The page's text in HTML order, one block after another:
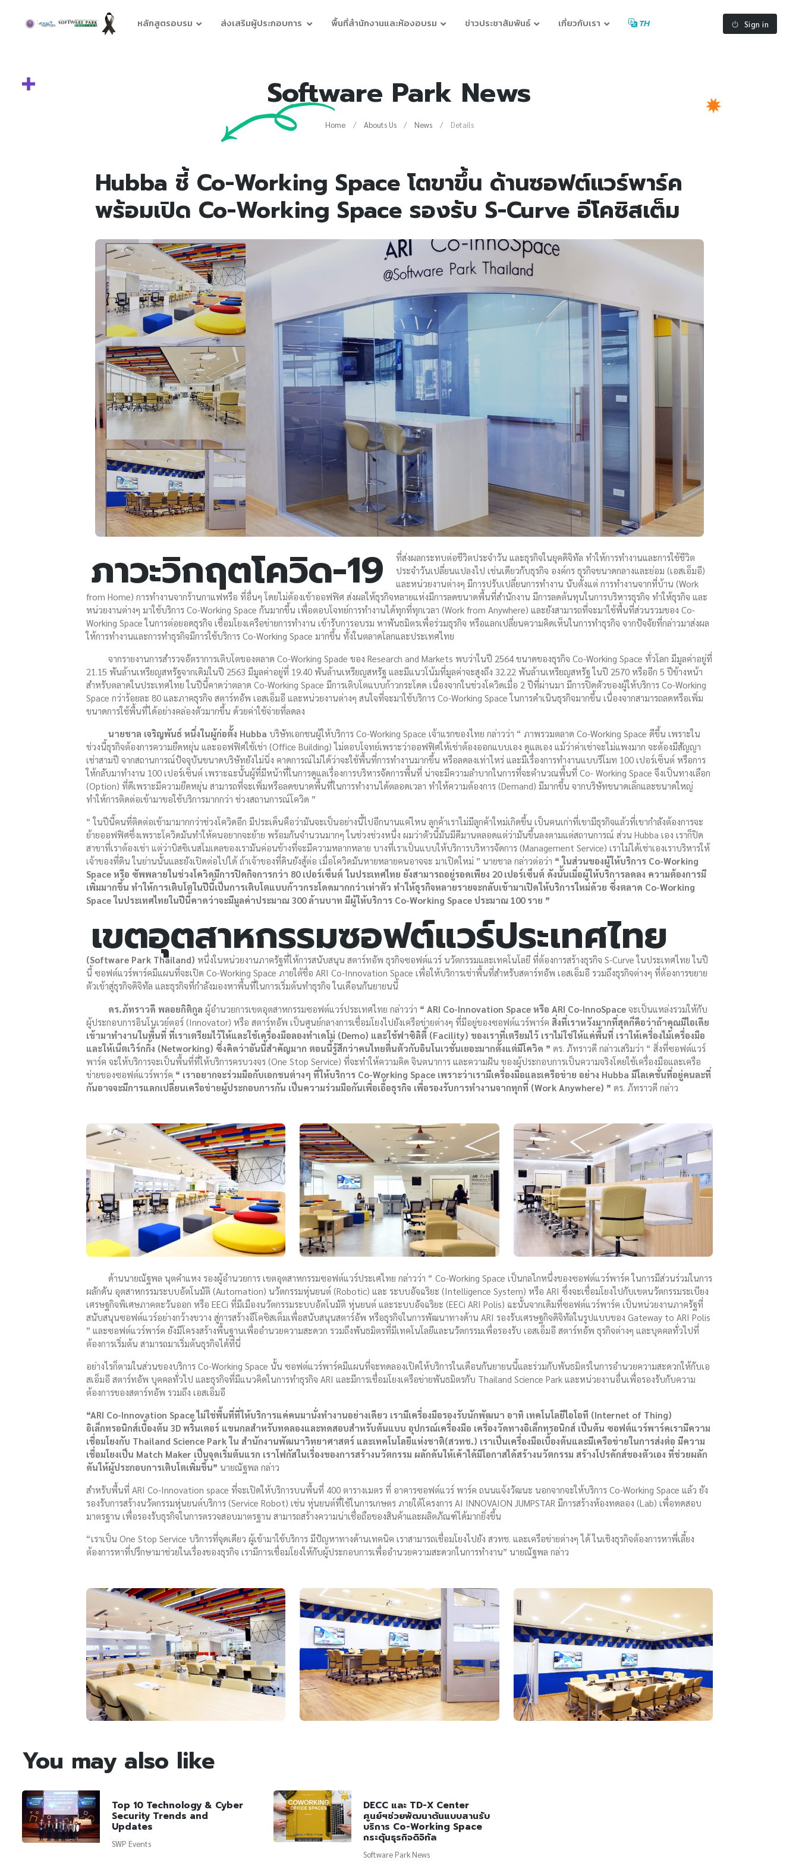
หลักสูตรอบรม ส่งเสริมผู้ประกอบการ พื้นที่สำนักงานและห้องอบรม ข่าวประชาสัมพันธ์ เกี่ยวกับเรา TH Sign in
Software Park News
Home Abouts Us News Details
Hubba ชี้ Co-Working Space โตขาขึ้น ด้านซอฟต์แวร์พาร์ค
พร้อมเปิด Co-Working Space รองรับ S-Curve อีโคซิสเต็ม
ภาวะวิกฤตโควิด-19
ที่ส่งผลกระทบต่อชีวิตประจำวัน และธุรกิจในยุคดิจิทัล ทำให้การทำงานและการใช้ชีวิต
ประจำวันเปลี่ยนแปลงไป เช่นเดียวกับธุรกิจ องค์กร ธุรกิจขนาดกลางและย่อม (เอสเอ็มอี)
และหน่วยงานต่างๆ มีการปรับเปลี่ยนการทำงาน นับตั้งแต่ การทำงานจากที่บ้าน (Work
from Home) การทำงานจากร้านกาแฟหรือ ที่อื่นๆ โดยไม่ต้องเข้าออฟฟิศ ส่งผลให้ธุรกิจหลายแห่งมีการลดขนาดพื้นที่สำนักงาน มีการลดต้นทุนในการบริหารธุรกิจ ทำให้ธุรกิจ และ
หน่วยงานต่างๆ มาใช้บริการ Co-Working Space กันมากขึ้น เพื่อตอบโจทย์การทำงานได้ทุกที่ทุกเวลา (Work from Anywhere) และยังสามารถที่จะมาใช้พื้นที่ส่วนรวมของ Co-
Working Space ในการต่อยอดธุรกิจ เชื่อมโยงเครือข่ายการทำงาน เข้ารับการอบรม หาพันธมิตรเพื่อร่วมธุรกิจ หรือแลกเปลี่ยนความคิดเห็นในการทำธุรกิจ จากปัจจัยที่กล่าวมาส่งผล
ให้การทำงานและการทำธุรกิจมีการใช้บริการ Co-Working Space มากขึ้น ทั้งในตลาดโลกและประเทศไทย
จากรายงานการสำรวจอัตราการเติบโตของตลาด Co-Working Spade ของ Research and Markets พบว่าในปี 2564 ขนาดของธุรกิจ Co-Working Space ทั่วโลก มีมูลค่าอยู่ที่
21.15 พันล้านเหรียญสหรัฐจากเดิมในปี 2563 มีมูลค่าอยู่ที่ 19.40 พันล้านเหรียญสหรัฐ และมีแนวโน้มที่มูลค่าจะสูงถึง 32.22 พันล้านเหรียญสหรัฐ ในปี 2570 หรืออีก 5 ปีข้างหน้า
สำหรับตลาดในประเทศไทย ในปีนี้คาดว่าตลาด Co-Working Space มีการเติบโตแบบก้าวกระโดด เนื่องจากในช่วงโควิดเมื่อ 2 ปีที่ผ่านมา มีการปิดตัวของผู้ให้บริการ Co-Working
Space กว่าร้อยละ 80 และภาคธุรกิจ สตาร์ทอัพ เอสเอ็มอี และหน่วยงานต่างๆ สนใจที่จะมาใช้บริการ Co-Working Space ในการดำเนินธุรกิจมากขึ้น เนื่องจากสามารถลดหรือเพิ่ม
ขนาดการใช้พื้นที่ได้อย่างคล่องตัวมากขึ้น ด้วยค่าใช้จ่ายที่ลดลง
นายชาล เจริญพันธ์ หนึ่งในผู้ก่อตั้ง Hubba บริษัทเอกชนผู้ให้บริการ Co-Working Space เจ้าแรกของไทย กล่าวว่า “ ภาพรวมตลาด Co-Working Space ดีขึ้น เพราะใน
ช่วงนี้ธุรกิจต้องการความยืดหยุ่น และออฟฟิศใช้เช่า (Office Building) ไม่ตอบโจทย์เพราะว่าออฟฟิศให้เช่าต้องออกแบบเอง ดูแลเอง แม้ว่าค่าเช่าจะไม่แพงมาก จะต้องมีสัญญา
เช่าสามปี จากสถานการณ์ปัจจุบันขนาดบริษัทยังไม่นิ่ง คาดการณ์ไม่ได้ว่าจะใช้พื้นที่การทำงานมากขึ้น หรือลดลงเท่าไหร่ และมีเรื่องการทำงานแบบรีโมท 100 เปอร์เซ็นต์ หรือการ
ให้กลับมาทำงาน 100 เปอร์เซ็นต์ เพราะฉะนั้นผู้ที่มีหน้าที่ในการดูแลเรื่องการบริหารจัดการพื้นที่ น่าจะมีความลำบากในการที่จะคำนวณพื้นที่ Co- Working Space จึงเป็นทางเลือก
(Option) ที่ดีเพราะมีความยืดหยุ่น สามารถที่จะเพิ่มหรือลดขนาดพื้นที่ในการทำงานได้ตลอดเวลา ทำให้ความต้องการ (Demand) มีมากขึ้น จากบริษัทขนาดเล็กและขนาดใหญ่
ทำให้การติดต่อเข้ามาขอใช้บริการมากกว่า ช่วงสถานการณ์โควิด ”
“ ในปีนี้คนที่ติดต่อเข้ามามากกว่าช่วงโควิดอีก มีประเด็นคือว่ามันจะเป็นอย่างนี้ไปอีกนานแค่ไหน ลูกค้าเราไม่มีลูกค้าใหม่เกิดขึ้น เป็นคนเก่าที่เขามีธุรกิจแล้วที่เขากำลังต้องการจะ
ย้ายออฟฟิศซึ่งเพราะโควิดมันทำให้คนอยากจะย้าย พร้อมกันจำนวนมากๆ ในช่วงช่วงหนึ่ง ผมว่าตัวนี้มันมีดีมานตลอดแต่ว่ามันขึ้นลงตามแต่สถานการณ์ ส่วน Hubba เอง เราก็ปิด
สาขาที่เราต้องเช่า แต่ว่าบิสซิเนสโมเดลของเรามันค่อนข้างที่จะมีความหลากหลาย บางที่เราเป็นแบบให้บริการบริหารจัดการ (Management Service) เราไม่ได้เช่าเองเราบริหารให้
เจ้าของที่ดิน ในย่านนั้นและยังเปิดต่อไปได้ ถ้าเจ้าของที่ดินยังสู้ต่อ เมื่อโควิดมันหายหลายคนอาจจะ มาเปิดใหม่ ” นายชาล กล่าวต่อว่า “ ในส่วนของผู้ให้บริการ Co-Working
Space หรือ ซัพพลายในช่วงโควิดมีการปิดกิจการกว่า 80 เปอร์เซ็นต์ ในประเทศไทย ยังสามารถอยู่รอดเพียง 20 เปอร์เซ็นต์ ดังนั้นเมื่อผู้ให้บริการลดลง ความต้องการมี
เพิ่มมากขึ้น ทำให้การเติบโตในปีนี้เป็นการเติบโตแบบก้าวกระโดดมากกว่าเท่าตัว ทำให้ธุรกิจหลายรายจะกลับเข้ามาเปิดให้บริการใหม่ด้วย ซึ่งตลาด Co-Working
Space ในประเทศไทยในปีนี้คาดว่าจะมีมูลค่าประมาณ 300 ล้านบาท มีผู้ให้บริการ Co-Working Space ประมาณ 100 ราย ”
เขตอุตสาหกรรมซอฟต์แวร์ประเทศไทย
(Software Park Thailand) หนึ่งในหน่วยงานภาครัฐที่ให้การสนับสนุน สตาร์ทอัพ ธุรกิจซอฟต์แวร์ นวัตกรรมและเทคโนโลยี ที่ต้องการสร้างธุรกิจ S-Curve ในประเทศไทย ในปี
นี้ ซอฟต์แวร์พาร์คมีแผนที่จะเปิด Co-Working Space ภายใต้ชื่อ ARI Co-Innovation Space เพื่อให้บริการเช่าพื้นที่สำหรับสตาร์ทอัพ เอสเอ็มอี รวมถึงธุรกิจต่างๆ ที่ต้องการขยาย
ตัวเข้าสู่ธุรกิจดิจิทัล และธุรกิจที่กำลังมองหาพื้นที่ในการเริ่มต้นทำธุรกิจ ในเดือนกันยายนนี้
ดร.ภัทราวดี พลอยกิติกูล ผู้อำนวยการเขตอุตสาหกรรมซอฟต์แวร์ประเทศไทย กล่าวว่า “ ARI Co-Innovation Space หรือ ARI Co-InnoSpace จะเป็นแหล่งรวมให้กับ
ผู้ประกอบการอินโนเวย์ตอร์ (Innovator) หรือ สตาร์ทอัพ เป็นศูนย์กลางการเชื่อมโยงไปยังเครือข่ายต่างๆ ที่มีอยู่ของซอฟต์แวร์พาร์ค สิ่งที่เราหวังมากที่สุดก็คือว่าถ้าคุณมีไอเดีย
เข้ามาทำงานในพื้นที่ ที่เราเตรียมไว้ให้และใช้เครื่องมือลองทำเดโม่ (Demo) และใช้ฟาซิลิตี้ (Facility) ของเราที่เตรียมไว้ เราไม่ใช่ให้แค่พื้นที่ เราให้เครื่องไม้เครื่องมือ
และให้เน็ตเวิร์กกิ้ง (Networking) ซึ่งคิดว่าอันนี้สำคัญมาก ตอนนี้รู้สึกว่าคนไทยตื่นตัวกับอินโนเวชั่นเยอะมากตั้งแต่มีโควิด ” ดร. ภัทราวดี กล่าวเสริมว่า “ สิ่งที่ซอฟต์แวร์
พาร์ค จะให้บริการจะเป็นพื้นที่ที่ให้บริการครบวงจร (One Stop Service) ที่จะทำให้ความคิด จินตนาการ และความฝัน ของผู้ประกอบการเป็นความจริงโดยใช้เครื่องมือและเครือ
ข่ายของซอฟต์แวร์พาร์ค “ เราอยากจะร่วมมือกับเอกชนต่างๆ ที่ให้บริการ Co-Working Space เพราะว่าเรามีเครื่องมือและเครือข่าย อย่าง Hubba มีโลเคชั่นที่อยู่คนละที่
กันอาจจะมีการแลกเปลี่ยนเครือข่ายผู้ประกอบการกัน เป็นความร่วมมือกันเพื่อเอื้อธุรกิจ เพื่อรองรับการทำงานจากทุกที่ (Work Anywhere) ” ดร. ภัทราวดี กล่าว
ด้านนายณัฐพล นุตคำแหง รองผู้อำนวยการ เขตอุตสาหกรรมซอฟต์แวร์ประเศไทย กล่าวว่า “ Co-Working Space เป็นกลไกหนึ่งของซอฟต์แวร์พาร์ค ในการมีส่วนร่วมในการ
ผลักดัน อุตสาหกรรมระบบอัตโนมัติ (Automation) นวัตกรรมหุ่นยนต์ (Robotic) และ ระบบอัจฉริยะ (Intelligence System) หรือ ARI ซึ่งจะเชื่อมโยงไปกับเขตนวัตกรรมระเบียง
เศรษฐกิจพิเศษภาคตะวันออก หรือ EECi ที่มีเมืองนวัตกรรมระบบอัตโนมัติ หุ่นยนต์ และระบบอัจฉริยะ (EECi ARI Polis) ฉะนั้นจากเดิมที่ซอฟต์แวร์พาร์ค เป็นหน่วยงานภาครัฐที่
สนับสนุนซอฟต์แวร์อย่างกว้างขวาง สู่การสร้างอีโคซิสเต็มเพื่อสนับสนุนสตาร์อัพ หรือธุรกิจในการพัฒนาทางด้าน ARI รองรับเศรษฐกิจดิจิทัลในรูปแบบของ Gateway to ARI Polis
” และซอฟต์แวร์พาร์ค ยังมีโครงสร้างพื้นฐานเพื่ออำนวยความสะดวก รวมถึงพันธมิตรที่มีเทคโนโลยีและนวัตกรรมเพื่อรองรับ เอสเอ็มอี สตาร์ทอัพ ธุรกิจต่างๆ และบุคคลทั่วไปที่
ต้องการเริ่มต้น สามารถมาเริ่มต้นธุรกิจได้ที่นี่
อย่างไรก็ตามในส่วนของบริการ Co-Working Space นั้น ซอฟต์แวร์พาร์คมีแผนที่จะทดลองเปิดให้บริการในเดือนกันยายนนี้และร่วมกับพันธมิตรในการอำนวยความสะดวกให้กับเอ
สเอ็มอี สตาร์ทอัพ บุคคลทั่วไป และธุรกิจที่มีแนวคิดในการทำธุรกิจ ARI และมีการเชื่อมโยงเครือข่ายพันธมิตรกับ Thailand Science Park และหน่วยงานอื่นเพื่อรองรับกับความ
ต้องการของสตาร์ทอัพ รวมถึง เอสเอ็มอี
“ARI Co-Innovation Space ไม่ใช่พื้นที่ที่ให้บริการแค่คนมานั่งทำงานอย่างเดียว เรามีเครื่องมือรองรับนักพัฒนา อาทิ เทคโนโลยีไอโอที (Internet of Thing)
อิเล็กทรอนิกส์เบื้องต้น 3D พริ้นเตอร์ แขนกลสำหรับทดลองและทดสอบสำหรับต้นแบบ อุปกรณ์เครื่องมือ เครื่องวัดทางอิเล็กทรอนิกส์ เป็นต้น ซอฟต์แวร์พาร์คเรามีความ
เชื่อมโยงกับ Thailand Science Park ใน สำนักงานพัฒนาวิทยาศาสตร์ และเทคโนโลยีแห่งชาติ(สวทช.) เราเป็นเครื่องมือเบื้องต้นและมีเครือข่ายในการส่งต่อ มีความ
เชื่อมโยงเป็น Match Maker เป็นจุดเริ่มต้นแรก เราโฟกัสในเรื่องของการสร้างนวัตกรรม ผลักดันให้เค้าได้มีโอกาสได้สร้างนวัตกรรม สร้างโปรดักส์ของตัวเอง ที่ช่วยผลัก
ดันให้ผู้ประกอบการเติบโตเพิ่มขึ้น” นายณัฐพล กล่าว
สำหรับพื้นที่ ARI Co-Innovation space ที่จะเปิดให้บริการบนพื้นที่ 400 ตารางเมตร ที่ อาคารซอฟต์แวร์ พาร์ค ถนนแจ้งวัฒนะ นอกจากจะให้บริการ Co-Working Space แล้ว ยัง
รองรับการสร้างนวัตกรรมหุ่นยนต์บริการ (Service Robot) เช่น หุ่นยนต์ที่ใช้ในการเกษตร ภายใต้โครงการ AI INNOVAION JUMPSTAR มีการสร้างห้องทดลอง (Lab) เพื่อทดสอบ
มาตรฐาน เพื่อรองรับธุรกิจในการตรวจสอบมาตรฐาน สามารถสร้างความน่าเชื่อถือของสินค้าและผลิตภัณฑ์ได้มากยิ่งขึ้น
“เราเป็น One Stop Service บริการที่จุดเดียว ผู้เข้ามาใช้บริการ มีปัญหาทางด้านเทคนิค เราสามารถเชื่อมโยงไปยัง สวทช. และเครือข่ายต่างๆ ได้ ในเชิงธุรกิจต้องการหาพี่เลี้ยง
ต้องการหาที่ปรึกษามาช่วยในเรื่องของธุรกิจ เรามีการเชื่อมโยงให้กับผู้ประกอบการเพื่ออำนวยความสะดวกในการทำงาน” นายณัฐพล กล่าว
You may also like
Top 10 Technology & Cyber
Security Trends and
Updates
SWP Events
DECC และ TD-X Center
ศูนย์ฯช่วยพัฒนาต้นแบบสานรับ
บริการ Co-Working Space
กระตุ้นธุรกิจดิจิทัล
Software Park News